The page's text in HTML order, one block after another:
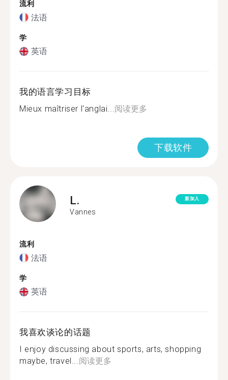
流利
法语
学
英语
我的语言学习目标
Mieux maîtriser l'anglai...阅读更多
下载软件
L.
Vannes
新加入
流利
法语
学
英语
我喜欢谈论的话题
I enjoy discussing about sports, arts, shopping
maybe, travel...阅读更多